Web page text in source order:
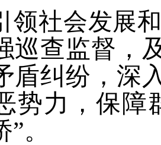
领社会发展
巡查监督，
盾纠纷，深
势力，保障
。